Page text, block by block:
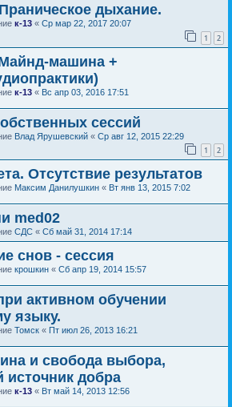
дыхание.
к-13 « Ср мар 22, 2017 20:07
1 2
машина +
к-13 « Вс апр 03, 2016 17:51
сессий
Влад Ярушевский « Ср авг 12, 2015 22:29
1 2
Отсутствие результатов
Максим Данилушкин « Вт янв 13, 2015 7:02
med02
СДС « Сб май 31, 2014 17:14
снов - сессия
крошкин « Сб апр 19, 2014 15:57
активном обучении
языку.
Томск « Пт июл 26, 2013 16:21
и свобода выбора,
источник добра
к-13 « Вт май 14, 2013 12:56